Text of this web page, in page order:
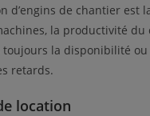
de chantier est
la productivité
la disponibilité
retards.
location